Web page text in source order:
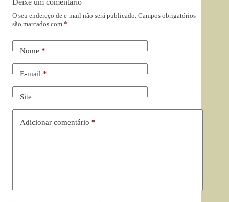
Deixe um comentário
O seu endereço de e-mail não será publicado. Campos obrigatórios
são marcados com *
Nome*
E-mail*
Site
Adicionar comentário *